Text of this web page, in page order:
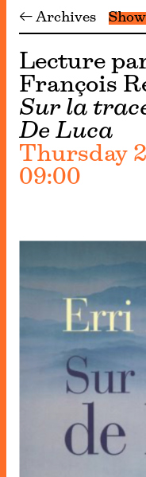
← Archives
Lecture
François
Sur la
De Luca
Thursday
09:00